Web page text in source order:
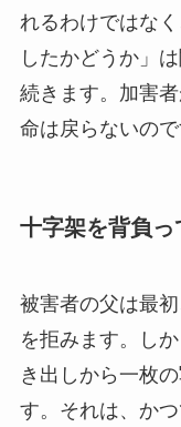
れるわけではな
したかどうか」
続きます。加害
命は戻らないので
十字架を背負っ
被害者の父は最
を拒みます。し
き出しから一枚
す。それは、か